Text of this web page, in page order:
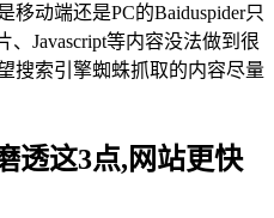
动端还是PC的Baiduspider只
、Javascript等内容没法做到很
搜索引擎蜘蛛抓取的内容尽量
透这3点,网站更快